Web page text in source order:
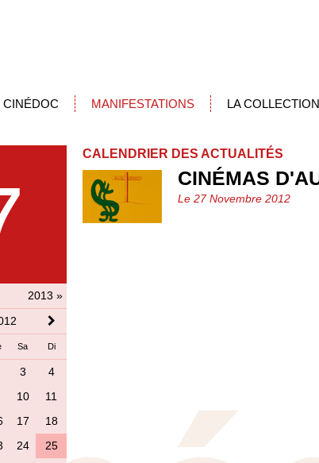
CINÉDOC MANIFESTATIONS LA COLLECTION
2013 »
Sa Di
3
4
10
11
17
18
24
25
CALENDRIER DES ACTUALITÉS
CINÉMAS
Le 27 Novembre 2012